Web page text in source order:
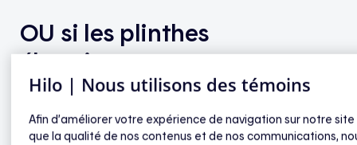
OU si les plinthes
électriques ne sont pas ma
source de chauffage
principale ?
Hilo | Nous utilisons des témoins
Afin d’améliorer votre expérience de navigation sur notre site
que la qualité de nos contenus et de nos communications,